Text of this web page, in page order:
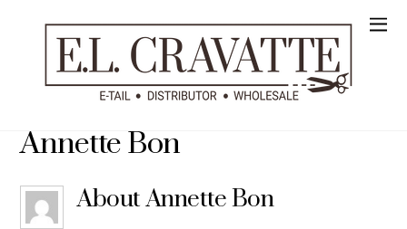
Annette Bon
AboutAnnette Bon